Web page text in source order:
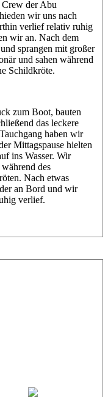
der Abu
wir uns nach
verlief relativ ruhig
wir an. Nach dem
sprangen mit großer
und sahen während
Schildkröte.
zum Boot, bauten
das leckere
haben wir
Mittagspause hielten
ins Wasser. Wir
des
Nach etwas
an Bord und wir
verlief.